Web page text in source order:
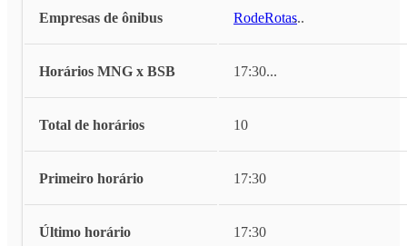
Empresas de ônibus RodeRotas...
Horários MNG x BSB 17:30...
Total de horários 10
Primeiro horário 17:30
Último horário 17:30